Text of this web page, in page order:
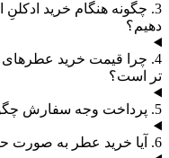
3. چگونه هنگام خرید
دهیم؟
4. چرا قیمت خرید عطرهای
تر است؟
5. پرداخت وجه سفارش چگونه امکان پذیر است؟
6. آیا خرید عطر به صورت حضوری هم امکان پذیر است؟